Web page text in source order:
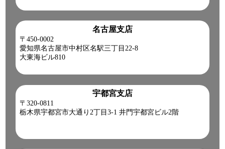
名古屋支店
〒450-0002
愛知県名古屋市中村区名駅三丁目22-8
大東海ビル810
宇都宮支店
〒320-0811
栃木県宇都宮市大通り2丁目3-1 井門宇都宮ビル2階